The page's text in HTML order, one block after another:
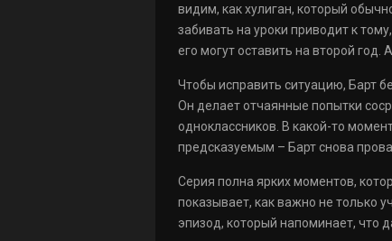
видим, как хулиган, который
забивать на уроки приводит к
его могут оставить на второй
Чтобы исправить ситуацию, Барт
Он делает отчаянные попытки
одноклассников. В какой-то
предсказуемым – Барт снова
Серия полна ярких моментов,
показывает, как важно не только
эпизод, который напоминает, что